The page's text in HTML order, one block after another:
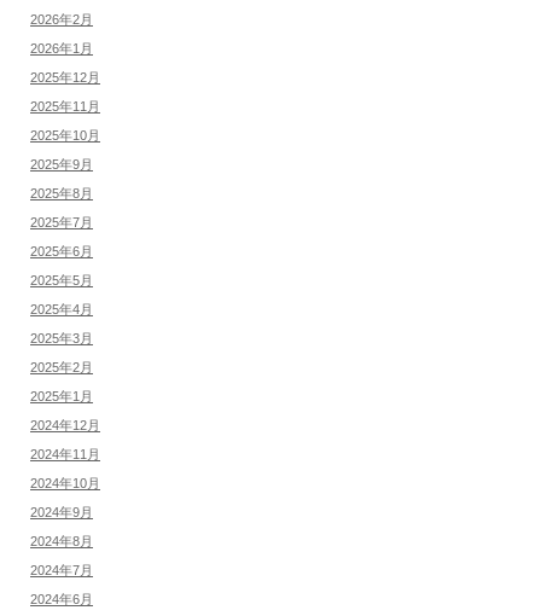
2026年2月
2026年1月
2025年12月
2025年11月
2025年10月
2025年9月
2025年8月
2025年7月
2025年6月
2025年5月
2025年4月
2025年3月
2025年2月
2025年1月
2024年12月
2024年11月
2024年10月
2024年9月
2024年8月
2024年7月
2024年6月